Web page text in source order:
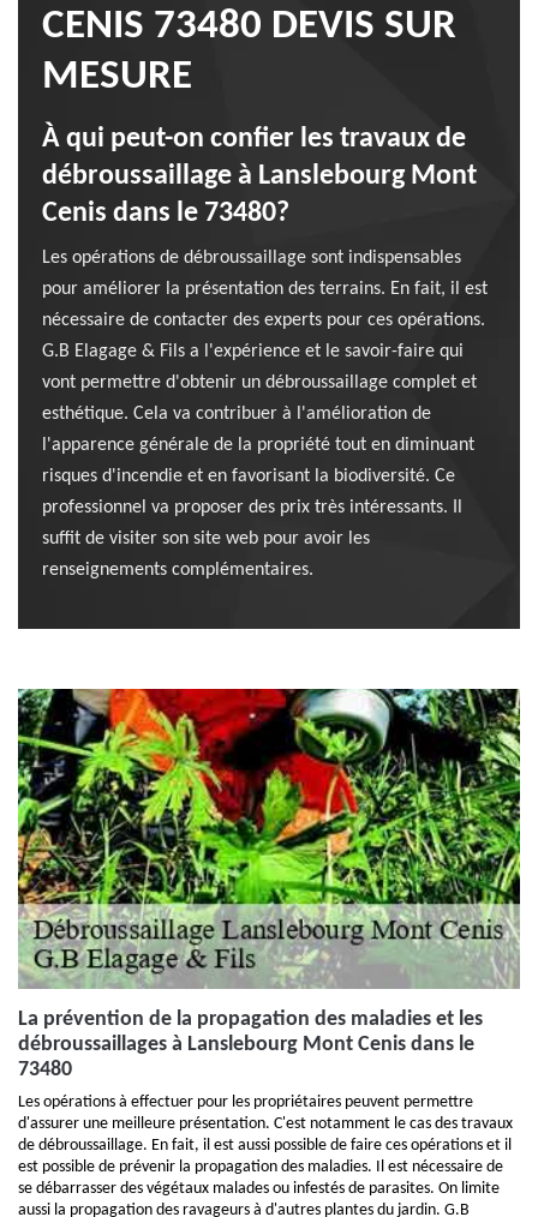
CENIS 73480 DEVIS SUR
MESURE
À qui peut-on confier les travaux de
débroussaillage à Lanslebourg Mont
Cenis dans le 73480?
Les opérations de débroussaillage sont indispensables
pour améliorer la présentation des terrains. En fait, il est
nécessaire de contacter des experts pour ces opérations.
G.B Elagage & Fils a l'expérience et le savoir-faire qui
vont permettre d'obtenir un débroussaillage complet et
esthétique. Cela va contribuer à l'amélioration de
l'apparence générale de la propriété tout en diminuant
risques d'incendie et en favorisant la biodiversité. Ce
professionnel va proposer des prix très intéressants. Il
suffit de visiter son site web pour avoir les
renseignements complémentaires.
La prévention de la propagation des maladies et les
débroussaillages à Lanslebourg Mont Cenis dans le
73480
Les opérations à effectuer pour les propriétaires peuvent permettre
d'assurer une meilleure présentation. C'est notamment le cas des travaux
de débroussaillage. En fait, il est aussi possible de faire ces opérations et il
est possible de prévenir la propagation des maladies. Il est nécessaire de
se débarrasser des végétaux malades ou infestés de parasites. On limite
aussi la propagation des ravageurs à d'autres plantes du jardin. G.B